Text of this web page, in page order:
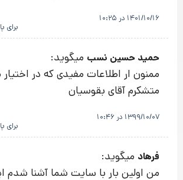
1401/10/16 در 10:25
برای
حمید حسین نسب میگوید:
ممنون ار اطلاعات مفیدی که در اختیار
متشکرم آقای بقوسیان
1399/10/07 در 10:46
برای
فرهاد میگوید:
من اولین بار با سایت شما آشنا شدم